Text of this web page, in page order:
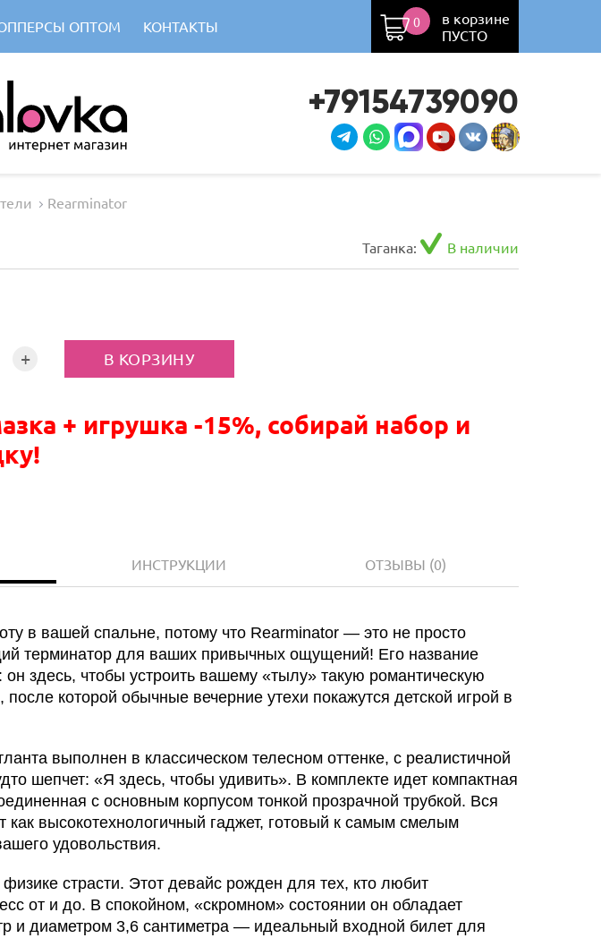
ОПТОМ КОНТАКТЫ
в корзине
ПУСТО
0
+79154739090
Rearminator
Таганка: В наличии
+
+ игрушка -15%, собирай набор и
ИНСТРУКЦИИ ОТЗЫВЫ (0)
в вашей спальне, потому что Rearminator — это не просто
терминатор для ваших привычных ощущений! Его название
он здесь, чтобы устроить вашему «тылу» такую романтическую
после которой обычные вечерние утехи покажутся детской игрой в
выполнен в классическом телесном оттенке, с реалистичной
шепчет: «Я здесь, чтобы удивить». В комплекте идет компактная
с основным корпусом тонкой прозрачной трубкой. Вся
как высокотехнологичный гаджет, готовый к самым смелым
удовольствия.
страсти. Этот девайс рожден для тех, кто любит
от и до. В спокойном, «скромном» состоянии он обладает
и диаметром 3,6 сантиметра — идеальный входной билет для